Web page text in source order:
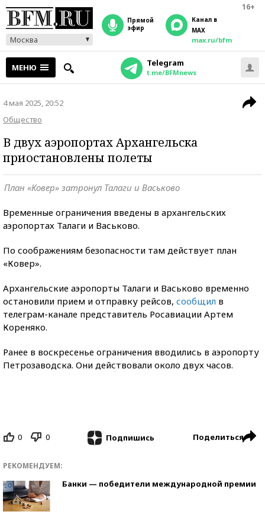
16+
Москва
прямой
эфир
Канал в
MAX
max.ru/bfm
МЕНЮ Telegram
t.me/BFMnews
4 мая 2025, 20:52
Общество
В двух аэропортах Архангельска
приостановлены полеты
План «Ковер» затронул Талаги и Васьково
Временные ограничения введены в архангельских
аэропортах Талаги и Васьково.
По соображениям безопасности там действует план
«Ковер».
Архангельские аэропорты Талаги и Васьково временно
остановили прием и отправку рейсов, сообщил в
телеграм-канале представитель Росавиации Артем
Кореняко.
Ранее в воскресенье ограничения вводились в аэропорту
Петрозаводска. Они действовали около двух часов.
0 0 Подпишись Поделиться
РЕКОМЕНДУЕМ:
Банки — победители международной премии